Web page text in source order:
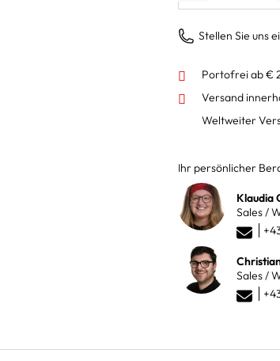
Stellen Sie uns
Portofrei ab €
Versand
Weltweiter
Ihr persönlicher
Klaudia
Sales /
Sales /